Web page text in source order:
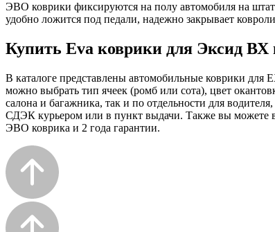
ЭВО коврики фиксируются на полу автомобиля на
удобно ложится под педали, надежно закрывает
Купить Eva коврики для Эксид ВХ
В каталоге представлены автомобильные коврики для
можно выбрать тип ячеек (ромб или сота), цвет
салона и багажника, так и по отдельности для
СДЭК курьером или в пункт выдачи. Также вы можете
ЭВО коврика и 2 года гарантии.